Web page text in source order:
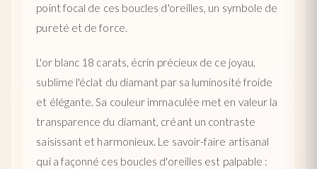
point focal de ces boucles d'oreilles, un symbole de
pureté et de force.
L'or blanc 18 carats, écrin précieux de ce joyau,
sublime l'éclat du diamant par sa luminosité froide
et élégante. Sa couleur immaculée met en valeur la
transparence du diamant, créant un contraste
saisissant et harmonieux. Le savoir-faire artisanal
qui a façonné ces boucles d'oreilles est palpable :